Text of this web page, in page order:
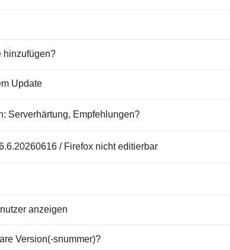
hinzufügen?
Update
Serverhärtung, Empfehlungen?
/ Firefox nicht editierbar
anzeigen
Version(-snummer)?